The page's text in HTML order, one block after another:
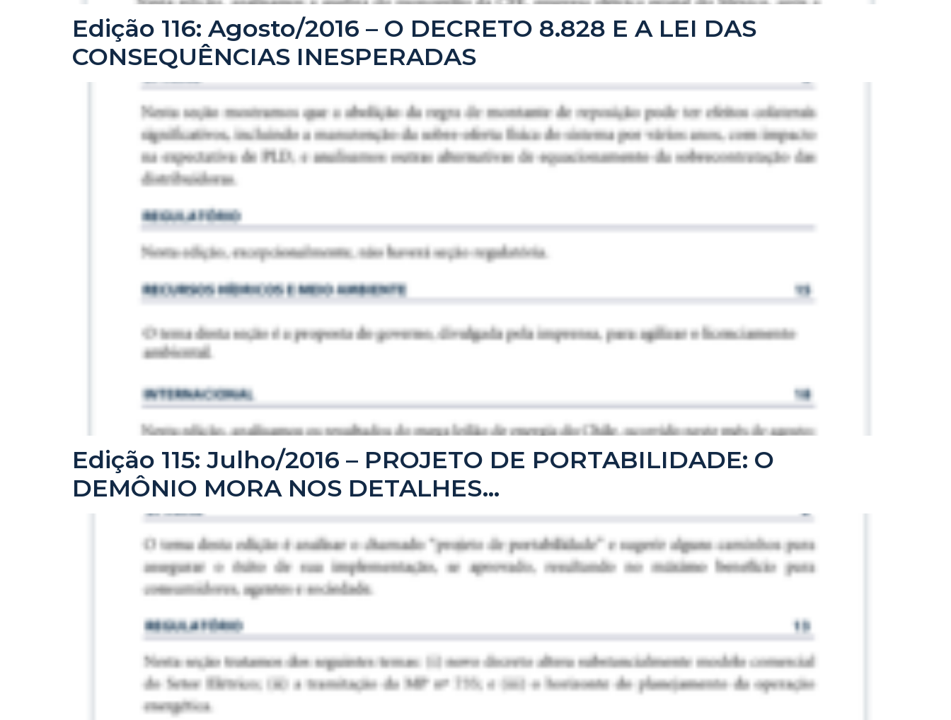
Edição 116: Agosto/2016 – O DECRETO 8.828 E A LEI DAS
CONSEQUÊNCIAS INESPERADAS
Edição 115: Julho/2016 – PROJETO DE PORTABILIDADE: O
DEMÔNIO MORA NOS DETALHES…